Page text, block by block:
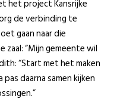
het project Kansrijke
de verbinding te
gaan naar die
“Mijn gemeente wil
“Start met het maken
daarna samen kijken